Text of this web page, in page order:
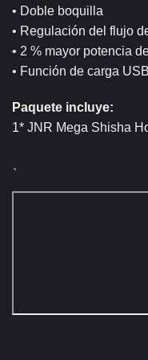
• Doble boquilla
• Regulación del flujo
• 2 % mayor potencia
• Función de carga
Paquete incluye:
1* JNR Mega Shisha